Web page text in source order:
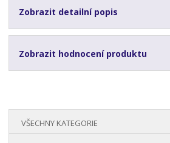
Zobrazit detailní popis
Zobrazit hodnocení produktu
VŠECHNY KATEGORIE